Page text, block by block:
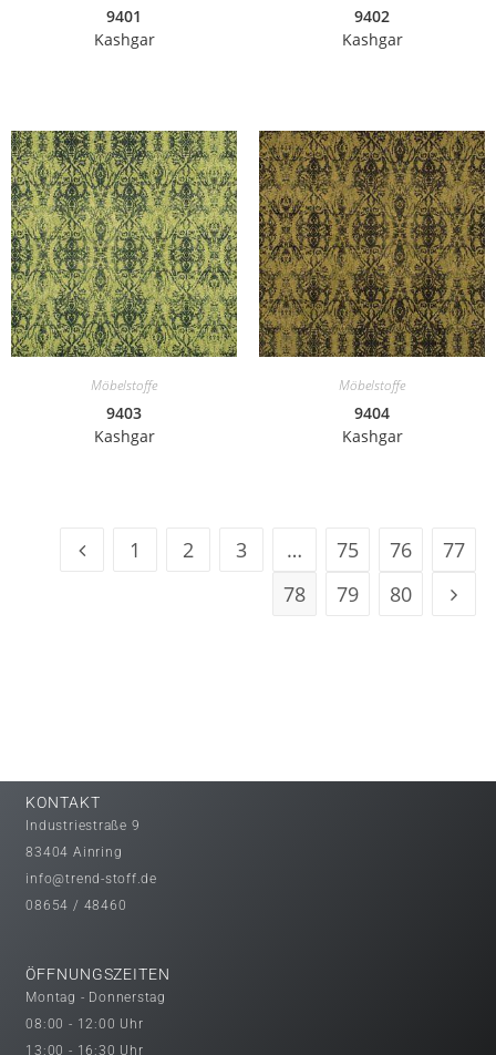
9401
Kashgar
9402
Kashgar
Möbelstoffe
9403
Kashgar
Möbelstoffe
9404
Kashgar
1 2 3 … 75 76
77
78
79 80
KONTAKT
Industriestraße 9
83404 Ainring
info@trend-stoff.de
08654 / 48460
ÖFFNUNGSZEITEN
Montag - Donnerstag
08:00 - 12:00 Uhr
13:00 - 16:30 Uhr